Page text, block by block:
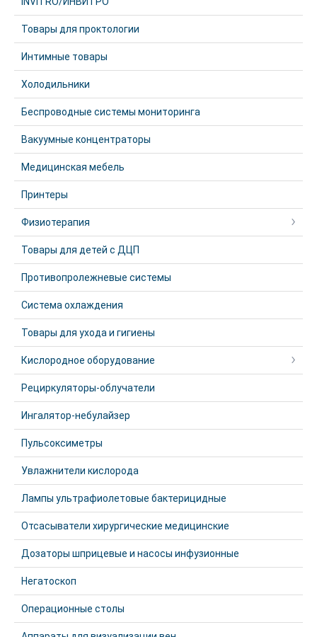
Товары для проктологии
Интимные товары
Холодильники
Беспроводные системы мониторинга
Вакуумные концентраторы
Медицинская мебель
Принтеры
Физиотерапия
Товары для детей с ДЦП
Противопролежневые системы
Система охлаждения
Товары для ухода и гигиены
Кислородное оборудование
Рециркуляторы-облучатели
Ингалятор-небулайзер
Пульсоксиметры
Увлажнители кислорода
Лампы ультрафиолетовые бактерицидные
Отсасыватели хирургические медицинские
Дозаторы шприцевые и насосы инфузионные
Негатоскоп
Операционные столы